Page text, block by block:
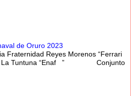
de Oruro 2023
Fraternidad Reyes Morenos “Ferrari
De La Tuntuna “Enaf ” Conjunto